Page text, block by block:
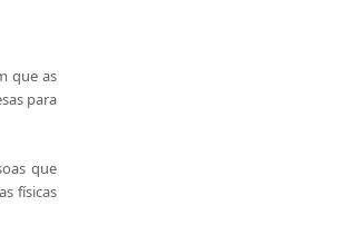
que as
para
que
físicas